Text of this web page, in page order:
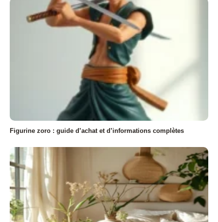
Figurine zoro : guide d’achat et d’informations complètes